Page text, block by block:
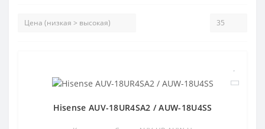
Hisense AUV-18UR4SA2 / AUW-18U4SS